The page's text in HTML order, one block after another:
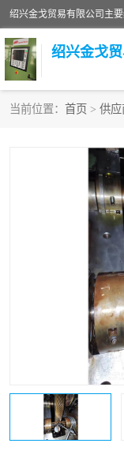
绍兴金戈
当前位置： 首页 > 供应
美国寿力空压机
英格索兰
微电脑控制器
复盛离心机零件
空气过滤器